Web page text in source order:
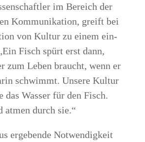
im Bereich der
Kom­mu­ni­ka­ti­on, greift bei
von Kul­tur zu einem ein­
Fisch spürt erst dann,
zum Leben braucht, wenn er
schwimmt. Unse­re Kul­tur
das Was­ser für den Fisch.
atmen durch sie.“
erge­ben­de Not­wen­dig­keit